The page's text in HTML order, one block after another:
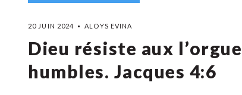
20 JUIN 2024 ALOYS EVINA
Dieu résiste aux
humbles. Jacques 4:6